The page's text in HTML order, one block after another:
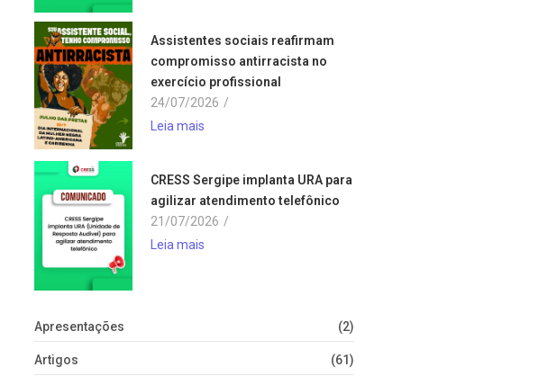
Assistentes sociais reafirmam
compromisso antirracista no
exercício profissional
24/07/2026 /
Leia mais
CRESS Sergipe implanta URA para
agilizar atendimento telefônico
21/07/2026 /
Leia mais
Apresentações (2)
Artigos (61)